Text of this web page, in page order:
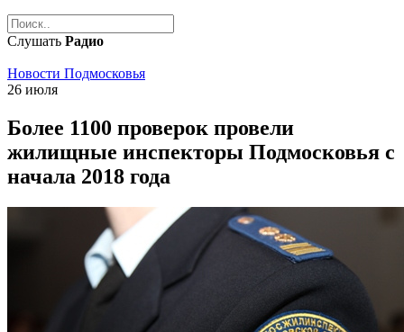
Слушать Радио
Новости Подмосковья
26 июля
Более 1100 проверок провели
жилищные инспекторы Подмосковья с
начала 2018 года